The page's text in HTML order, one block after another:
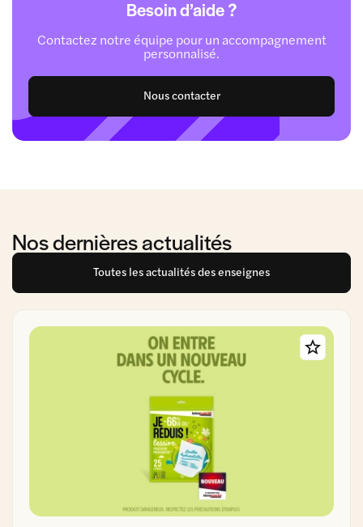
Besoin d’aide ?
Contactez notre équipe pour un accompagnement
personnalisé.
Nous contacter
Nos dernières actualités
Toutes les actualités des enseignes